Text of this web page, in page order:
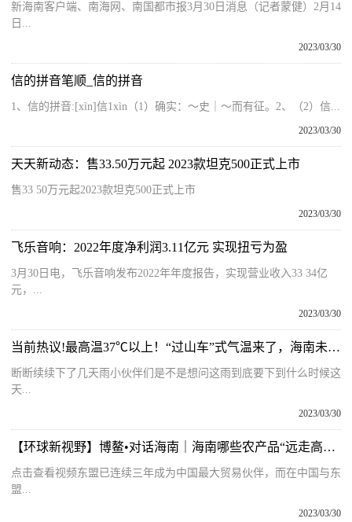
新海南客户端、南海网、南国都市报3月30日消息（记者蒙健）2月14
日...
2023/03/30
信的拼音笔顺_信的拼音
1、信的拼音:[xìn]信1xìn（1）确实：～史｜～而有征。2、（2）信...
2023/03/30
天天新动态：售33.50万元起 2023款坦克500正式上市
售33 50万元起2023款坦克500正式上市
2023/03/30
飞乐音响：2022年度净利润3.11亿元 实现扭亏为盈
3月30日电，飞乐音响发布2022年年度报告，实现营业收入33 34亿
元，...
2023/03/30
当前热议!最高温37℃以上！“过山车”式气温来了，海南未来几天天气
断断续续下了几天雨小伙伴们是不是想问这雨到底要下到什么时候这
天...
2023/03/30
【环球新视野】博鳌•对话海南｜海南哪些农产品“远走高飞”东盟？劳拉带你了解
点击查看视频东盟已连续三年成为中国最大贸易伙伴，而在中国与东
盟...
2023/03/30